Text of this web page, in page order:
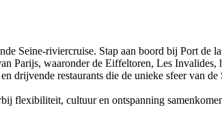
Seine-riviercruise. Stap aan boord bij Port de
Parijs, waaronder de Eiffeltoren, Les
drijvende restaurants die de unieke sfeer van de
flexibiliteit, cultuur en ontspanning